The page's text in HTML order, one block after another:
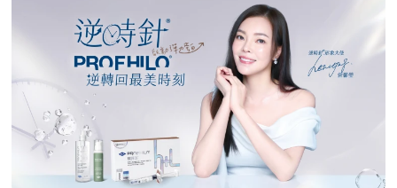
胞：幫助恢復皮下組織的飽滿感，減緩隨著年齡增長的皮下萎縮。 啟動 5
種關鍵結構蛋白：包括 I 型、III 型、IV 型、VII 型膠原蛋白以及最關鍵的彈
力蛋白。這種全方位的重塑效果，能讓下顎線變清晰，讓細紋從底層淡化。
這就是為什麼它被暱稱為「液態電波」。電波是靠「熱能」刺激新生，而
Profhilo 是靠「生物分子信號」啟動新生。對於皮膚薄、怕痛或不適合高
能量儀器的客戶來說，這是一個非常理想的選擇。四、 蔡醫師的精準美
學：BAP 五點拉提點位解析施打 Profhilo 是一門藝術。我們採用國際標準
的 BAP（Bio Aesthetic Points）五點拉提打法，這五個點是避開重要血
管、精準對準臉部支撐結構的黃金位置： [1] 顴骨高點： 位於顴骨最突出的
地方，需離眼睛外側至少 2 公分。能像掛鉤一樣，為中臉提供向上向外的支
撐力。 [2] 鼻翼與瞳孔垂直線交界： 在鼻翼與耳廓之間畫出水平線，再從瞳
孔中線畫垂直線，兩線交交叉處作為注射點。能有效改善法令紋，飽滿面中
部。 [3] 耳廓下前緣： 位於耳廓下緣的前方約 1 公分處。是收緊臉部外側
輪廓、強化下頷線條的關鍵。 [4] 下頷嘴角交界： 在下巴中軸線的三分之一
處畫垂直線，再向唇角方向移動 1.5 公分。可以修飾木偶紋，改善嘴角下
@aclinichttps://lin.ee/zGPja49▼詢問整形大小事https://answer-
clinic.com/▼詢問皮膚大小事https://answer-skin.com/▼詢問變美大小
事https://answer-skincare.com/安瑟美膚整形外科診所
FBhttps://www.facebook.com/AnswerClinic安瑟美膚整形外科診所
IGhttps://www.instagram.com/aclinic.group/吳名倫醫師：Dr.Allen 整
形醫美體塑學苑https://www.facebook.com/drallenbody吳名倫醫師
IGhttps://www.instagram.com/psdr_allen/安瑟美膚整形外科診所地
址：臺北市大安區安和路一段113號2樓之1電話：（02）7709-9398